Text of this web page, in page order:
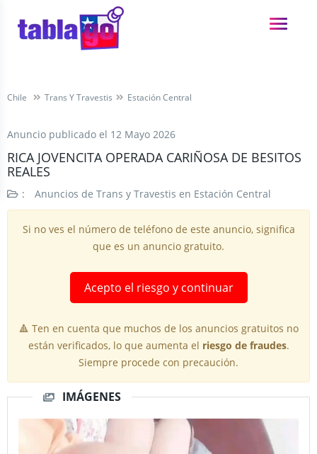
Chile Trans Y Travestis Estación Central
Anuncio publicado el 12 Mayo 2026
RICA JOVENCITA OPERADA CARIÑOSA DE BESITOS
REALES
: Anuncios de Trans y Travestis en Estación Central
Si no ves el número de teléfono de este anuncio, significa
que es un anuncio gratuito.
Acepto el riesgo y continuar
🔺 Ten en cuenta que muchos de los anuncios gratuitos no
están verificados, lo que aumenta el riesgo de fraudes.
Siempre procede con precaución.
IMÁGENES